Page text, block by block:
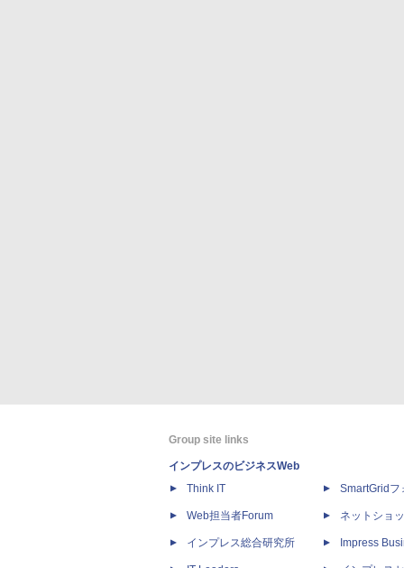
Group site links
インプレスのビジネスWeb
Think IT
Web担当者Forum
インプレス総合研究所
SmartGridフ
ネットショ
Impress